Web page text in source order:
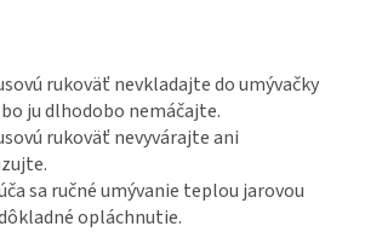
rukoväť nevkladajte do umývačky
ju dlhodobo nemáčajte.
rukoväť nevyvárajte ani
sa ručné umývanie teplou jarovou
opláchnutie.